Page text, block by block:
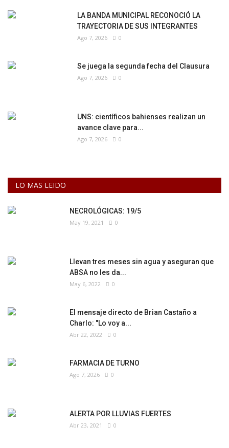
LA BANDA MUNICIPAL RECONOCIÓ LA
TRAYECTORIA DE SUS INTEGRANTES
Ago 7, 2026 0
Se juega la segunda fecha del Clausura
Ago 7, 2026 0
UNS: científicos bahienses realizan un
avance clave para...
Ago 7, 2026 0
LO MAS LEIDO
NECROLÓGICAS: 19/5
May 19, 2021 0
Llevan tres meses sin agua y aseguran que
ABSA no les da...
May 6, 2022 0
El mensaje directo de Brian Castaño a
Charlo: "Lo voy a...
Abr 22, 2022 0
FARMACIA DE TURNO
Ago 7, 2026 0
ALERTA POR LLUVIAS FUERTES
Abr 23, 2021 0